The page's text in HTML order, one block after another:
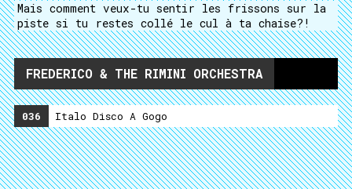
Mais comment veux-tu sentir les frissons sur la
piste si tu restes collé le cul à ta chaise?!
FREDERICO & THE RIMINI ORCHESTRA
036 Italo Disco A Gogo